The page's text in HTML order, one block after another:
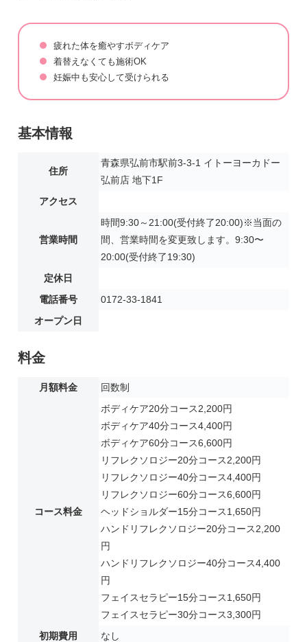
疲れた体を癒やすボディケア
着替えなくても施術OK
妊娠中も安心して受けられる
基本情報
住所
青森県弘前市駅前3-3-1 イトーヨーカドー
弘前店 地下1F
アクセス
営業時間
時間9:30～21:00(受付終了20:00)※当面の
間、営業時間を変更致します。9:30〜
20:00(受付終了19:30)
定休日
電話番号
0172-33-1841
オープン日
料金
月額料金 回数制
コース料金
ボディケア20分コース2,200円
ボディケア40分コース4,400円
ボディケア60分コース6,600円
リフレクソロジー20分コース2,200円
リフレクソロジー40分コース4,400円
リフレクソロジー60分コース6,600円
ヘッドショルダー15分コース1,650円
ハンドリフレクソロジー20分コース2,200
円
ハンドリフレクソロジー40分コース4,400
円
フェイスセラピー15分コース1,650円
フェイスセラピー30分コース3,300円
初期費用
なし